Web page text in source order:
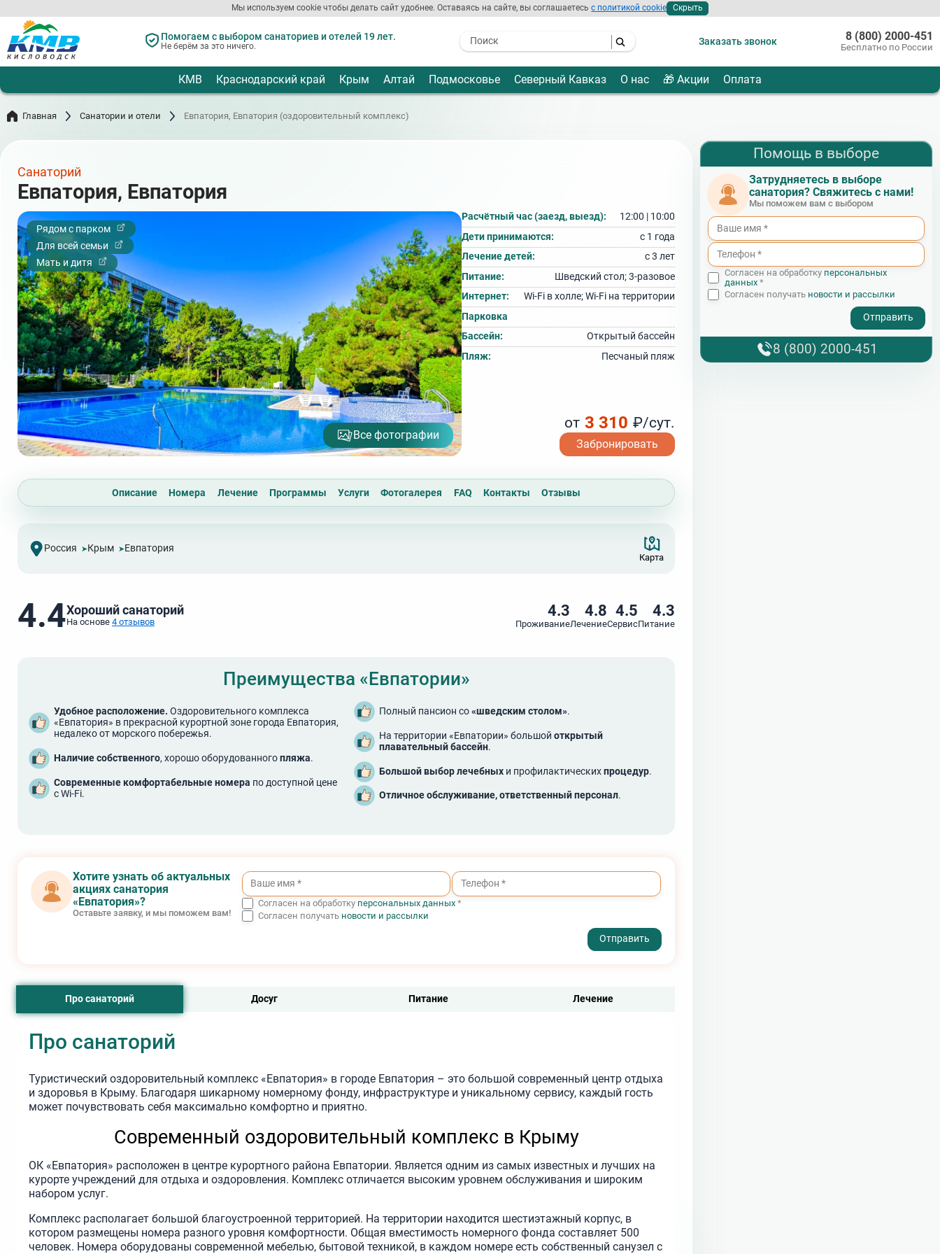
Мы используем cookie чтобы делать сайт удобнее. Оставаясь на сайте, вы соглашаетесьс политикой cookie Скрыть
к
основному
содержанию
Помогаем с выбором санаториев и отелей 19 лет.
Не берём за это ничего.
- I agree to the processing of my
Заказать звонок 8 (800) 2000-451
Бесплатно по России
КМВ Краснодарский край Крым Алтай Подмосковье Северный Кавказ О нас 🎁 Акции Оплата
Главная Санатории и отели Евпатория, Евпатория (оздоровительный комплекс)
Санаторий
Евпатория, Евпатория
Рядом с парком
Для всей семьи
Мать и дитя
Все фотографии
Расчётный час (заезд, выезд):
12:00 | 10:00
Дети принимаются:
с 1 года
Лечение детей:
с 3 лет
Питание:
Шведский стол; 3‑разовое
Интернет:
Wi‑Fi в холле; Wi‑Fi на территории
Парковка
Бассейн:
Открытый бассейн
Пляж:
Песчаный пляж
Забронировать
от 3 310 ₽/сут.
Описание Номера Лечение Программы Услуги Фотогалерея FAQ Контакты Отзывы
Россия Крым Евпатория
Карта
4.4Хороший санаторий
На основе 4 отзывов
4.3
Проживание
4.8
Лечение
4.5
Сервис
4.3
Питание
Преимущества «Евпатории»
Удобное расположение. Оздоровительного комплекса
«Евпатория» в прекрасной курортной зоне города Евпатория,
недалеко от морского побережья.
Наличие собственного, хорошо оборудованногопляжа.
Современные комфортабельные номера по доступной цене
с Wi-Fi.
Полный пансион со«шведским столом».
На территории «Евпатории» большой открытый
плавательный бассейн.
Большой выбор лечебныхи профилактическихпроцедур.
Отличное обслуживание, ответственный персонал.
Хотите узнать об актуальных
акциях санатория
«Евпатория»?
Оставьте заявку, и мы поможем вам!
Согласен на обработку персональных данных *
Согласен получать новости и рассылки
Про санаторий Досуг Питание Лечение
Про санаторий
Туристический оздоровительный комплекс «Евпатория» в городе Евпатория – это большой современный центр отдыха
и здоровья в Крыму. Благодаря шикарному номерному фонду, инфраструктуре и уникальному сервису, каждый гость
может почувствовать себя максимально комфортно и приятно.
Современный оздоровительный комплекс в Крыму
ОК «Евпатория» расположен в центре курортного района Евпатории. Является одним из самых известных и лучших на
курорте учреждений для отдыха и оздоровления. Комплекс отличается высоким уровнем обслуживания и широким
набором услуг.
Комплекс располагает большой благоустроенной территорией. На территории находится шестиэтажный корпус, в
котором размещены номера разного уровня комфортности. Общая вместимость номерного фонда составляет 500
человек. Номера оборудованы современной мебелью, бытовой техникой, в каждом номере есть собственный санузел с
Помощь в выборе
Затрудняетесь в выборе
санатория? Свяжитесь с нами!
Мы поможем вам с выбором
Согласен на обработку персональных
данных*
Согласен получать новости и рассылки
8 (800) 2000-451